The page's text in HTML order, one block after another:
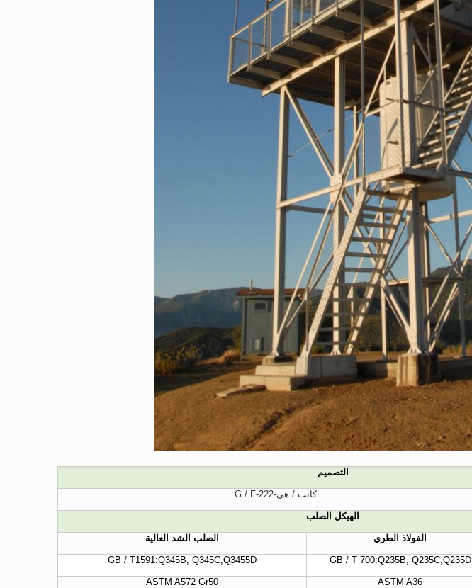
التصميم
كانت / هي-222-G / F
الهيكل الصلب
الفولاذ الطري الصلب الشد العالية
GB / T 700:Q235B, Q235C,Q235D
GB / T1591:Q345B, Q345C,Q3455D
ASTM A36
ASTM A572 Gr50